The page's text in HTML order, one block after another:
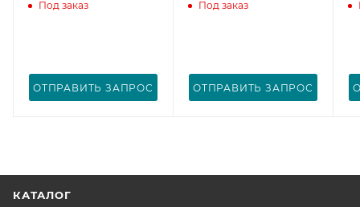
Под заказ
ОТПРАВИТЬ ЗАПРОС
Под заказ
ОТПРАВИТЬ ЗАПРОС
КАТАЛОГ